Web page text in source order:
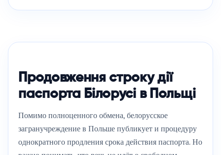
Продовження строку дії
паспорта Білорусі в Польщі
Помимо полноценного обмена, белорусское
загранучреждение в Польше публикует и процедуру
однократного продления срока действия паспорта. Но